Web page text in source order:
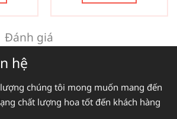
Đánh giá
hệ
chúng tôi mong muốn mang đến
chất lượng hoa tốt đến khách hàng